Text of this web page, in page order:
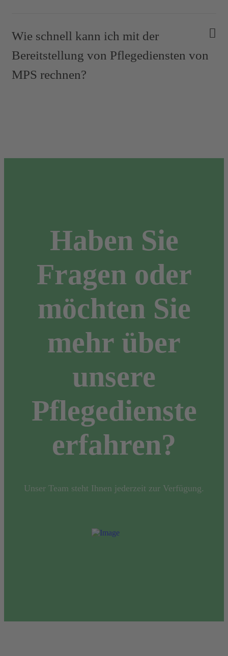
Wie schnell kann ich mit der
Bereitstellung von Pflegediensten von
MPS rechnen?
Haben Sie
Fragen oder
möchten Sie
mehr über
unsere
Pflegedienste
erfahren?
Unser Team steht Ihnen jederzeit zur Verfügung.